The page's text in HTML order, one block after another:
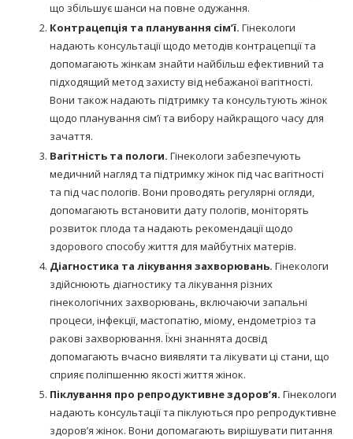
що збільшує шанси на повне одужання.
Контрацепція та планування сім’ї. Гінекологи
надають консультації щодо методів контрацепції та
допомагають жінкам знайти найбільш ефективний та
підходящий метод захисту від небажаної вагітності.
Вони також надають підтримку та консультують жінок
щодо планування сім’ї та вибору найкращого часу для
зачаття.
Вагітність та пологи. Гінекологи забезпечують
медичний нагляд та підтримку жінок під час вагітності
та під час пологів. Вони проводять регулярні огляди,
допомагають встановити дату пологів, моніторять
розвиток плода та надають рекомендації щодо
здорового способу життя для майбутніх матерів.
Діагностика та лікування захворювань. Гінекологи
здійснюють діагностику та лікування різних
гінекологічних захворювань, включаючи запальні
процеси, інфекції, мастопатію, міому, ендометріоз та
ракові захворювання. Їхні знаннята досвід
допомагають вчасно виявляти та лікувати ці стани, що
сприяє поліпшенню якості життя жінок.
Піклування про репродуктивне здоров’я. Гінекологи
надають консультації та піклуються про репродуктивне
здоров’я жінок. Вони допомагають вирішувати питання